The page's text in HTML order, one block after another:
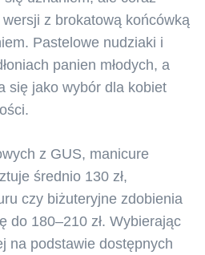
z brokatową końcówką
Pastelowe nudziaki i
panien młodych, a
się jako wybór dla kobiet
z GUS, manicure
średnio 130 zł,
czy biżuteryjne zdobienia
do 180–210 zł. Wybierając
na podstawie dostępnych